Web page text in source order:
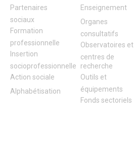
Partenaires
sociaux
Formation
professionnelle
Insertion
socioprofessionnelle
Action sociale
Alphabétisation
Enseignement
Organes
consultatifs
Observatoires et
centres de
recherche
Outils et
équipements
Fonds sectoriels